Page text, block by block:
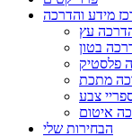
מידע והדרכה
עץ
בטון
פלסטיק
מתכת
צבע
איטום
הבחירות שלי